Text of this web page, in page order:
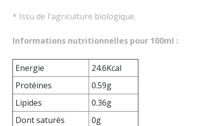
* Issu de l'agriculture biologique.
Informations nutritionnelles pour 100ml :
Energie
24.6Kcal
Protéines
0.59g
Lipides
0.36g
Dont saturés
0g